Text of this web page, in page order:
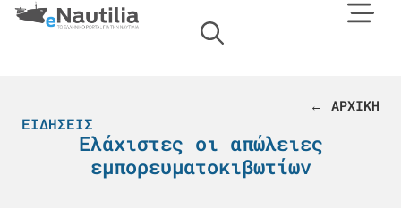
← ΑΡΧΙΚΗ
ΕΙΔΉΣΕΙΣ
Ελάχιστες οι απώλειες
εμπορευματοκιβωτίων